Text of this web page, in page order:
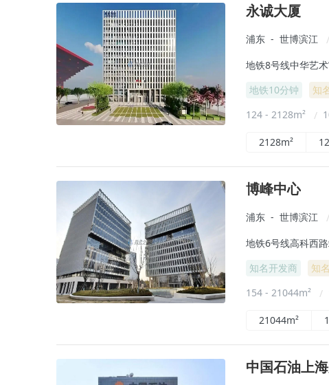
永诚大厦
浦东 - 世博滨江 /
地铁8号线中华艺
地铁10分钟
知
124 - 2128m²
/
2128m²
博峰中心
浦东 - 世博滨江 /
地铁6号线高科西路
知名开发商
知
154 - 21044m²
/
21044m²
中国石油上